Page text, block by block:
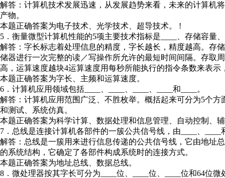
解答：计算机技术发展迅速，从发展趋势来看，未来的计算机
产物。
本题正确答案为电子技术、光学技术、超导技术。 !
5．衡量微型计算机性能的5项主要技术指标是____、存储容量
解答：字长标志着处理信息的精度，字长越长，精度越高。存
储器进行一次完整的读／写操作所允许的最短时间间隔。存取
高，运算速度越块4运算速度用每秒所能执行的指令条数来表示
本题正确答案为字长、主频和运算速度。
6．计算机应用领域包括____、____、____、____和____。
解答：计算机应用范围广泛、不胜枚举。概括起来可分为5个
和测试、系统仿真。
本题正确答案为科学计算、数据处理和信息管理、自动控制、
7．总线是连接计算机各部件的一簇公共信号线，由____、____
解答：总线是一簇用来进行信息传递的公共信号线，它由地址
的系统结构，它确定了各部件构成系统时的连接方式。
本题正确答案为地址总线、数据总线。
8．微处理器按其字长可分为____位、____位、____位和64位微